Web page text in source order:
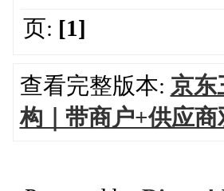
页: [1]
查看完整版本: 京东
构｜带商户+供应商